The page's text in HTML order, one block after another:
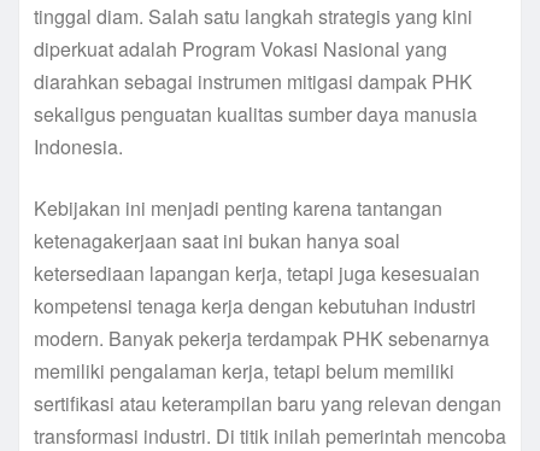
tinggal diam. Salah satu langkah strategis yang kini
diperkuat adalah Program Vokasi Nasional yang
diarahkan sebagai instrumen mitigasi dampak PHK
sekaligus penguatan kualitas sumber daya manusia
Indonesia.
Kebijakan ini menjadi penting karena tantangan
ketenagakerjaan saat ini bukan hanya soal
ketersediaan lapangan kerja, tetapi juga kesesuaian
kompetensi tenaga kerja dengan kebutuhan industri
modern. Banyak pekerja terdampak PHK sebenarnya
memiliki pengalaman kerja, tetapi belum memiliki
sertifikasi atau keterampilan baru yang relevan dengan
transformasi industri. Di titik inilah pemerintah mencoba